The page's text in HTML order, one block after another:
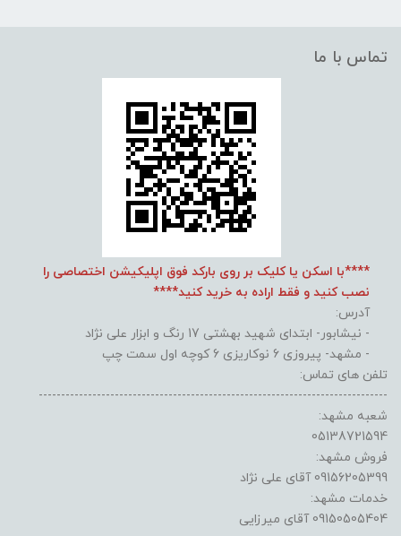
تماس با ما
****با اسکن یا کلیک بر روی بارکد فوق اپلیکیشن اختصاصی را
نصب کنید و فقط اراده به خرید کنید****
آدرس:
- نیشابور- ابتدای شهید بهشتی 17 رنگ و ابزار علی نژاد
- مشهد- پیروزی 6 نوکاریزی 6 کوچه اول سمت چپ
تلفن های تماس:
------------------------------------------------------------------------------
شعبه مشهد:
05138721594
فروش مشهد:
09156205399 آقای علی نژاد
خدمات مشهد:
09150505404 آقای میرزایی